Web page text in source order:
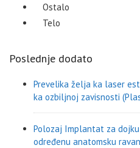
Ostalo
Telo
Poslednje dodato
Prevelika želja ka laser
ka ozbiljnoj zavisnosti
Polozaj Implantat za
određenu anatomsku